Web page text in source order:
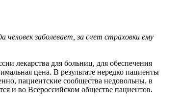
заболевает, за счет страховки ему
лекарства для больниц, для обеспечения
цена. В результате нередко пациенты
пациентские сообщества недовольны, в
и во Всероссийском обществе пациентов.